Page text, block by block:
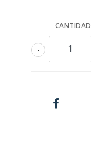
CANTIDAD
-